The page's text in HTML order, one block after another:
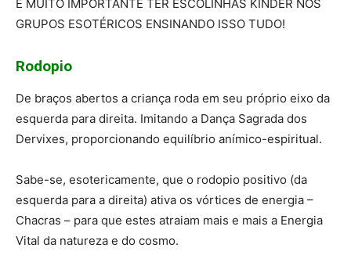
É MUITO IMPORTANTE TER ESCOLINHAS KINDER NOS
GRUPOS ESOTÉRICOS ENSINANDO ISSO TUDO!
Rodopio
De braços abertos a criança roda em seu próprio eixo da
esquerda para direita. Imitando a Dança Sagrada dos
Dervixes, proporcionando equilíbrio anímico-espiritual.
Sabe-se, esotericamente, que o rodopio positivo (da
esquerda para a direita) ativa os vórtices de energia –
Chacras – para que estes atraiam mais e mais a Energia
Vital da natureza e do cosmo.